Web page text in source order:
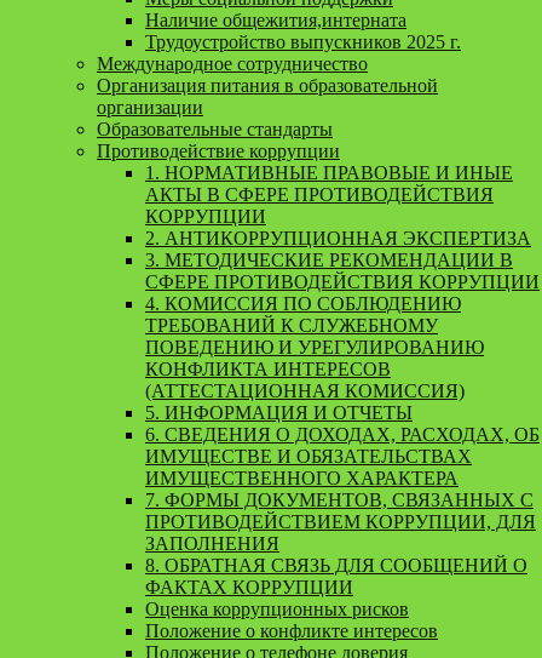
Наличие общежития,интерната
Трудоустройство выпускников 2025 г.
Международное сотрудничество
Организация питания в образовательной
организации
Образовательные стандарты
Противодействие коррупции
1. НОРМАТИВНЫЕ ПРАВОВЫЕ И ИНЫЕ
АКТЫ В СФЕРЕ ПРОТИВОДЕЙСТВИЯ
КОРРУПЦИИ
2. АНТИКОРРУПЦИОННАЯ ЭКСПЕРТИЗА
3. МЕТОДИЧЕСКИЕ РЕКОМЕНДАЦИИ В
СФЕРЕ ПРОТИВОДЕЙСТВИЯ КОРРУПЦИИ
4. КОМИССИЯ ПО СОБЛЮДЕНИЮ
ТРЕБОВАНИЙ К СЛУЖЕБНОМУ
ПОВЕДЕНИЮ И УРЕГУЛИРОВАНИЮ
КОНФЛИКТА ИНТЕРЕСОВ
(АТТЕСТАЦИОННАЯ КОМИССИЯ)
5. ИНФОРМАЦИЯ И ОТЧЕТЫ
6. СВЕДЕНИЯ О ДОХОДАХ, РАСХОДАХ, ОБ
ИМУЩЕСТВЕ И ОБЯЗАТЕЛЬСТВАХ
ИМУЩЕСТВЕННОГО ХАРАКТЕРА
7. ФОРМЫ ДОКУМЕНТОВ, СВЯЗАННЫХ С
ПРОТИВОДЕЙСТВИЕМ КОРРУПЦИИ, ДЛЯ
ЗАПОЛНЕНИЯ
8. ОБРАТНАЯ СВЯЗЬ ДЛЯ СООБЩЕНИЙ О
ФАКТАХ КОРРУПЦИИ
Оценка коррупционных рисков
Положение о конфликте интересов
Положение о телефоне доверия